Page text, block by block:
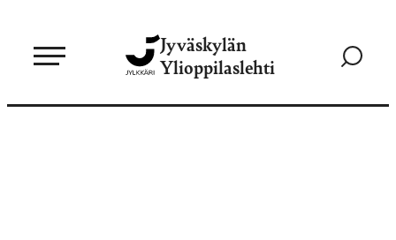
sisältöön
Jyväskylän
Ylioppilaslehti
Siirry